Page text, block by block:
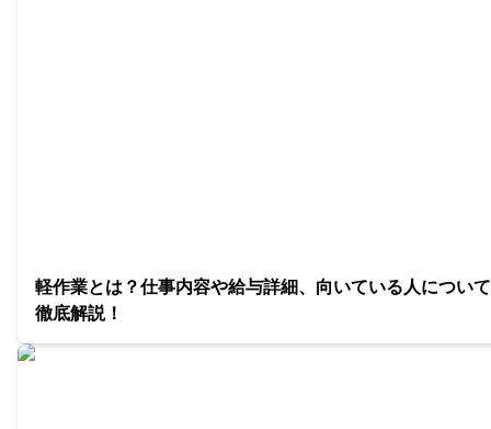
軽作業とは？仕事内容や給与詳細、向いている人について
徹底解説！